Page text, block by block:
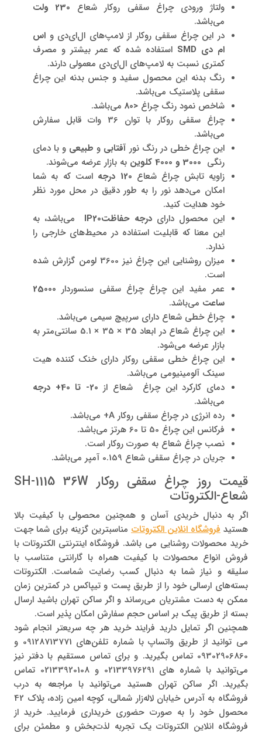
ولتاژ ورودی چراغ سقفی روکار شعاع 230 ولت
می‌باشد.
در این چراغ سقفی روکار از لامپ‌های ال‌ای‌دی و اس
ام دی SMD استفاده شده که عمر بیشتر و مصرف
کمتری نسبت به لامپ‌های ال‌ای‌دی معمولی دارند.
رنگ بدنه این محصول سفید و جنس بدنه این چراغ
سقفی پلاستیک می‌باشد.
شاخص نمود رنگ چراغ <
80 می‌باشد.
چراغ سقفی روکار با توان 36 وات قابل سفارش
می‌باشد.
این چراغ‌ خطی در رنگ نور آفتابی و طبیعی و با دمای
رنگی
کلوین به بازار عرضه می‌شوند.
زاویه تابش چراغ شعاع 120 درجه است که به شما
امکان می‌دهد نور را به طور دقیق در محل مورد نظر
خود هدایت کنید.
این محصول دارایدرجه حفاظتIP20 می‌باشد، به
این معنا که قابلیت استفاده در محیط‌های خارجی را
ندارد.
میزان روشنایی این چراغ نیز 3600 لومن گزارش شده
است.
عمر مفید این چراغ‌ چراغ سقفی سنسوردار 25000
ساعت می‌باشد.
چراغ خطی شعاع دارای سرپیچ سیمی می‌باشد.
این چراغ شعاع در ابعاد 35 × 35 × 5.1 سانتی‌متر به
بازار عرضه می‌شود.
این چراغ خطی سقفی روکار دارای خنک کننده هیت
سینک آلومینیومی می‌باشد.
دمای کارکرد این چراغ شعاع از 20-
تا 40+ درجه
می‌باشد.
رده انرژی در چراغ سقفی روکار A+ می‌باشد.
فرکانس این چراغ 50 تا 60 هرتز می‌باشد.
نصب چراغ شعاع به صورت روکار است.
جریان در چراغ سقفی شعاع 0.159 آمپر می‌باشد.
قیمت روز چراغ سقفی روکار SH-1115 36W
شعاع-الکتروتات
اگر به دنبال خریدی آسان و همچنین محصولی با کیفیت بالا
هستید فروشگاه انلاین الکتروتات مناسبترین گزینه برای شما جهت
خرید محصولات روشنایی می باشد. فروشگاه اینترنتی الکتروتات با
فروش انواع محصولات با کیفیت همراه با گارانتی متناسب با
سلیقه و نیاز شما به دنبال کسب رضایت شماست. الکتروتات
بسته‌های ارسالی خود را از طریق پست و تیپاکس در کمترین زمان
ممکن به دست مشتریان می‌رساند و اگر ساکن تهران باشید ارسال
بسته از طریق پیک بر اساس حجم سفارش امکان پذیر است.
همچنین اگر تمایل دارید فرایند خرید هر چه سریعتر انجام شود
می توانید از طریق واتساپ با شماره‌ تلفن‌های 09128713771 و
09302906860 تماس بگیرید. و برای تماس مستقیم با دفتر نیز
می‌توانید با شماره های 02133976291 و 02133920108 تماس
بگیرید. اگر ساکن تهران هستید می‌توانید با مراجعه به درب
فروشگاه به آدرس خیابان لاله‌زار شمالی، کوچه امین زاده، پلاک 42
محصول خود را به صورت حضوری خریداری فرمایید. خرید از
فروشگاه انلاین الکتروتات یک تجربه لذت‌بخش و مطمئن برای